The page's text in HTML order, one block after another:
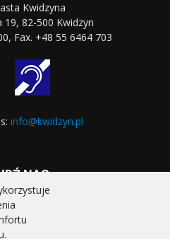
Kwidzyna
19, 82-500 Kwidzyn
Fax. +48 55 6464 703
info@kwidzyn.pl
NAS: